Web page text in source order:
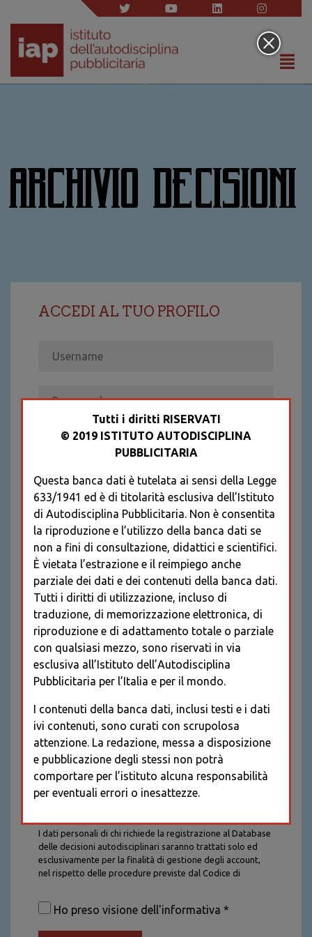
ARCHIVIO DECISIONI
ACCEDI AL TUO PROFILO
Recupera password
REGISTRATI
* I CAMPI CONTRASSEGNATI SONO
OBBLIGATORI
I dati personali di chi richiede la registrazione al Database
delle decisioni autodisciplinari saranno trattati solo ed
esclusivamente per la finalità di gestione degli account,
nel rispetto delle procedure previste dal Codice di
saranno trattati con tutte le cautele richieste dalla legge e
saranno conservati per la durata stabilita caso per caso
Ho preso visione dell'informativa *
Tutti i diritti RISERVATI
© 2019 ISTITUTO AUTODISCIPLINA
PUBBLICITARIA
Questa banca dati è tutelata ai sensi della Legge
633/1941 ed è di titolarità esclusiva dell’Istituto
di Autodisciplina Pubblicitaria. Non è consentita
la riproduzione e l’utilizzo della banca dati se
non a fini di consultazione, didattici e scientifici.
È vietata l’estrazione e il reimpiego anche
parziale dei dati e dei contenuti della banca dati.
Tutti i diritti di utilizzazione, incluso di
traduzione, di memorizzazione elettronica, di
riproduzione e di adattamento totale o parziale
con qualsiasi mezzo, sono riservati in via
esclusiva all’Istituto dell’Autodisciplina
Pubblicitaria per l’Italia e per il mondo.
I contenuti della banca dati, inclusi testi e i dati
ivi contenuti, sono curati con scrupolosa
attenzione. La redazione, messa a disposizione
e pubblicazione degli stessi non potrà
comportare per l’istituto alcuna responsabilità
per eventuali errori o inesattezze.